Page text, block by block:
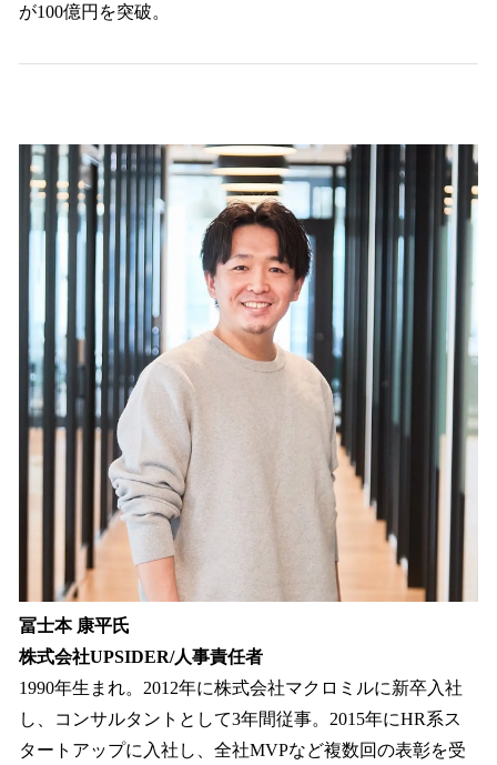
が100億円を突破。
冨士本 康平氏
株式会社UPSIDER/人事責任者
1990年生まれ。2012年に株式会社マクロミルに新卒入社
し、コンサルタントとして3年間従事。2015年にHR系ス
タートアップに入社し、全社MVPなど複数回の表彰を受